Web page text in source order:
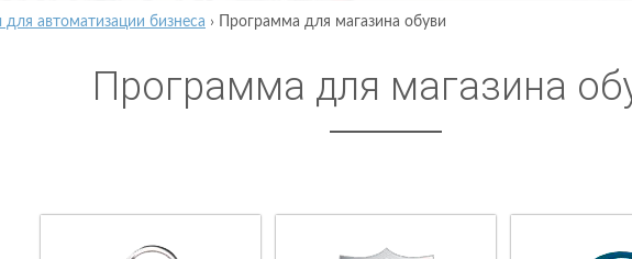
для автоматизации бизнеса › Программа для магазина обуви
Программа для магазина